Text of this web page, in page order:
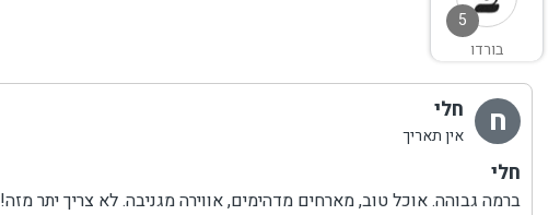
5
בורדו
ח חלי
אין תאריך
חלי
ברמה גבוהה. אוכל טוב, מארחים מדהימים, אווירה מגניבה. לא צריך יתר מזה!